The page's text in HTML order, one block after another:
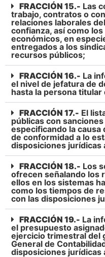
FRACCIÓN 15.- Las
trabajo, contratos o
relaciones laborales
confianza, así como
económicos, en
entregados a los
recursos públicos;
FRACCIÓN 16.- La
el nivel de jefatura de
hasta la persona titular
FRACCIÓN 17.- El
públicas con
especificando la causa
de conformidad a lo
disposiciones jurídicas
FRACCIÓN 18.- Los
ofrecen señalando los
ellos en los sistemas
como los tiempos de
con las disposiciones
FRACCIÓN 19.- La
el presupuesto
ejercicio trimestral del
General de
disposiciones jurídicas